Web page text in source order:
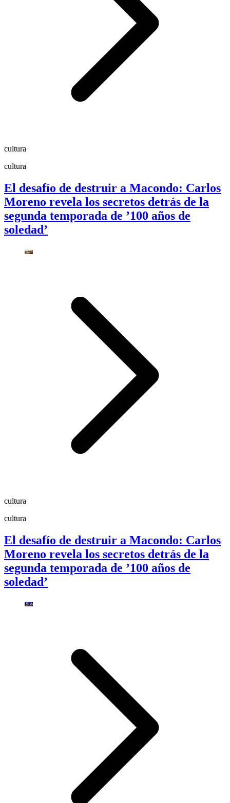
cultura
cultura
El desafío de destruir a Macondo: Carlos
Moreno revela los secretos detrás de la
segunda temporada de ’100 años de
soledad’
cultura
cultura
El desafío de destruir a Macondo: Carlos
Moreno revela los secretos detrás de la
segunda temporada de ’100 años de
soledad’